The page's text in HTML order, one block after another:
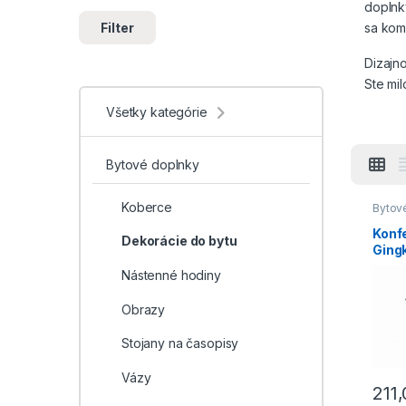
sa
Ste
ale
nás
V
do bytu
Filter
Všetky kategórie
Bytové doplnky
Koberce
Dekorácie do bytu
Nástenné hodiny
Obrazy
Stojany na časopisy
Vázy